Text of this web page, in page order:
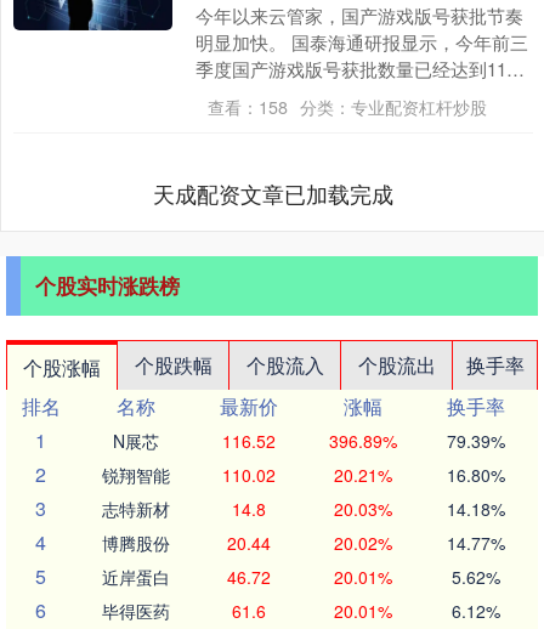
今年以来云管家，国产游戏版号获批节奏
明显加快。 国泰海通研报显示，今年前三
季度国产游戏版号获批数量已经达到1195
个，远高于去年同期的959个。同时，前
三季度进....
查看： 158 分类： 专业配资杠杆炒股
天成配资文章已加载完成
个股实时涨跌榜
个股涨幅 个股跌幅 个股流入 个股流出
换手率
排名
名称 最新价 涨幅
换手率
1
N展芯 116.52 396.89% 79.39%
2 锐翔智能 110.02 20.21% 16.80%
3 志特新材 14.8 20.03% 14.18%
4 博腾股份 20.44 20.02% 14.77%
5 近岸蛋白 46.72 20.01% 5.62%
6 毕得医药 61.6 20.01% 6.12%